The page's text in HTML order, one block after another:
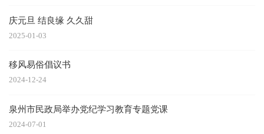
庆元旦 结良缘 久久甜
2025-01-03
移风易俗倡议书
2024-12-24
泉州市民政局举办党纪学习教育专题党课
2024-07-01